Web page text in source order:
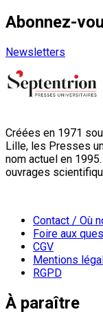
Abonnez-
Newsletters
Créées en 1971
Lille, les Presses
nom actuel en
ouvrages
Contact / Où
Foire aux
CGV
Mentions
RGPD
À paraître